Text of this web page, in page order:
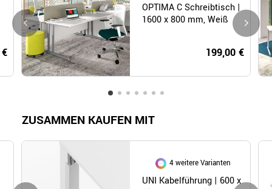
OPTIMA C Schreibtisch |
1600 x 800 mm, Weiß
199,00 €
ZUSAMMEN KAUFEN MIT
4 weitere Varianten
UNI Kabelführung | 600 x